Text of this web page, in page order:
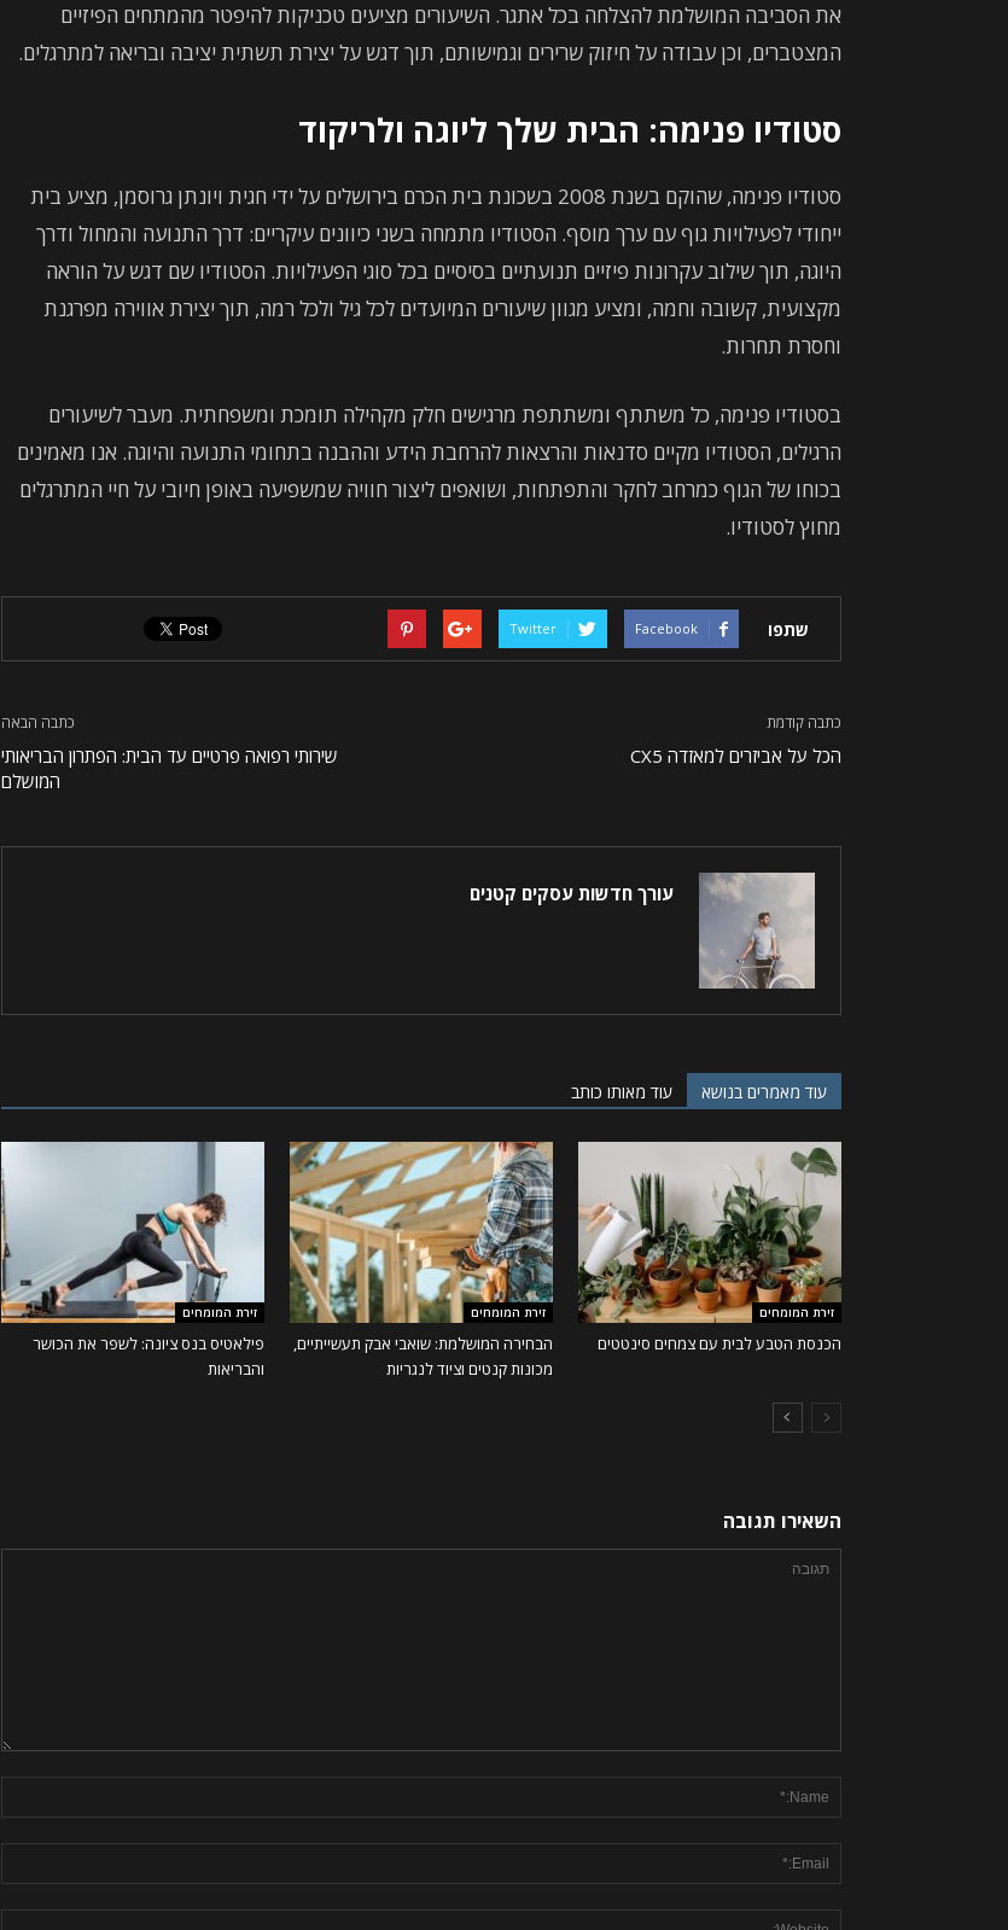
את הסביבה המושלמת להצלחה בכל אתגר. השיעורים מציעים טכניקות להיפטר מהמתחים הפיזיים
המצטברים, וכן עבודה על חיזוק שרירים וגמישותם, תוך דגש על יצירת תשתית יציבה ובריאה למתרגלים.
סטודיו פנימה: הבית שלך ליוגה ולריקוד
סטודיו פנימה, שהוקם בשנת 2008 בשכונת בית הכרם בירושלים על ידי חגית ויונתן גרוסמן, מציע בית
ייחודי לפעילויות גוף עם ערך מוסף. הסטודיו מתמחה בשני כיוונים עיקריים: דרך התנועה והמחול ודרך
היוגה, תוך שילוב עקרונות פיזיים תנועתיים בסיסיים בכל סוגי הפעילויות. הסטודיו שם דגש על הוראה
מקצועית, קשובה וחמה, ומציע מגוון שיעורים המיועדים לכל גיל ולכל רמה, תוך יצירת אווירה מפרגנת
וחסרת תחרות.
בסטודיו פנימה, כל משתתף ומשתתפת מרגישים חלק מקהילה תומכת ומשפחתית. מעבר לשיעורים
הרגילים, הסטודיו מקיים סדנאות והרצאות להרחבת הידע וההבנה בתחומי התנועה והיוגה. אנו מאמינים
בכוחו של הגוף כמרחב לחקר והתפתחות, ושואפים ליצור חוויה שמשפיעה באופן חיובי על חיי המתרגלים
מחוץ לסטודיו.
שתפו Facebook
Twitter
כתבה קודמת
הכל על אביזרים למאזדה CX5
כתבה הבאה
שירותי רפואה פרטיים עד הבית: הפתרון הבריאותי
המושלם
עורך חדשות עסקים קטנים
עוד מאמרים בנושא עוד מאותו כותב
זירת המומחים
הכנסת הטבע לבית עם צמחים סינטטים
זירת המומחים
הבחירה המושלמת: שואבי אבק תעשייתיים,
מכונות קנטים וציוד לנגריות
זירת המומחים
פילאטיס בנס ציונה: לשפר את הכושר
והבריאות
השאירו תגובה